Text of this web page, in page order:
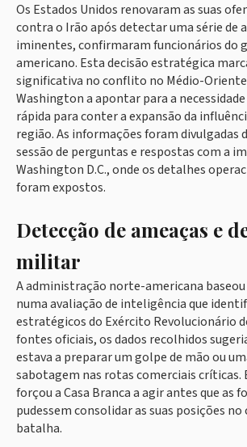
Os Estados Unidos renovaram as suas
contra o Irão após detectar uma série de
iminentes, confirmaram funcionários do
americano. Esta decisão estratégica
significativa no conflito no Médio-
Washington a apontar para a
rápida para conter a expansão da
região. As informações foram divulgadas
sessão de perguntas e respostas com a
Washington D.C., onde os detalhes
foram expostos.
Detecção de ameaças e
militar
A administração norte-americana
numa avaliação de inteligência que
estratégicos do Exército Revolucionário
fontes oficiais, os dados recolhidos
estava a preparar um golpe de mão ou
sabotagem nas rotas comerciais críticas.
forçou a Casa Branca a agir antes que as
pudessem consolidar as suas posições no
batalha.